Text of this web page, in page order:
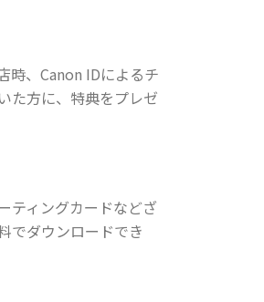
時、Canon IDによるチ
た方に、特典をプレゼ
ティングカードなどざ
でダウンロードでき